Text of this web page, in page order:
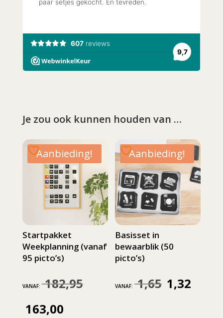
Je zou ook kunnen houden van …
Aanbieding!
Startpakket
Weekplanning (vanaf
95 picto’s)
VANAF: 182,95Oorspronkelijke
163,00Huidige
Aanbieding!
Basisset in
bewaarblik (50
picto’s)
VANAF:1,65 Oorspronkelijke
1,32